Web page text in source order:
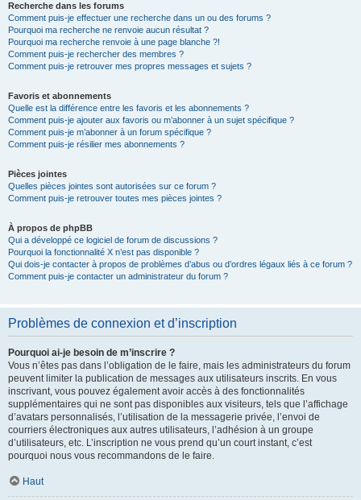
Recherche dans les forums
Comment puis-je effectuer une recherche dans un ou des forums ?
Pourquoi ma recherche ne renvoie aucun résultat ?
Pourquoi ma recherche renvoie à une page blanche ?!
Comment puis-je rechercher des membres ?
Comment puis-je retrouver mes propres messages et sujets ?
Favoris et abonnements
Quelle est la différence entre les favoris et les abonnements ?
Comment puis-je ajouter aux favoris ou m’abonner à un sujet spécifique ?
Comment puis-je m’abonner à un forum spécifique ?
Comment puis-je résilier mes abonnements ?
Pièces jointes
Quelles pièces jointes sont autorisées sur ce forum ?
Comment puis-je retrouver toutes mes pièces jointes ?
À propos de phpBB
Qui a développé ce logiciel de forum de discussions ?
Pourquoi la fonctionnalité X n’est pas disponible ?
Qui dois-je contacter à propos de problèmes d’abus ou d’ordres légaux liés à ce forum ?
Comment puis-je contacter un administrateur du forum ?
Problèmes de connexion et d’inscription
Pourquoi ai-je besoin de m’inscrire ?
Vous n’êtes pas dans l’obligation de le faire, mais les administrateurs du forum
peuvent limiter la publication de messages aux utilisateurs inscrits. En vous
inscrivant, vous pouvez également avoir accès à des fonctionnalités
supplémentaires qui ne sont pas disponibles aux visiteurs, tels que l’affichage
d’avatars personnalisés, l’utilisation de la messagerie privée, l’envoi de
courriers électroniques aux autres utilisateurs, l’adhésion à un groupe
d’utilisateurs, etc. L’inscription ne vous prend qu’un court instant, c’est
pourquoi nous vous recommandons de le faire.
Haut